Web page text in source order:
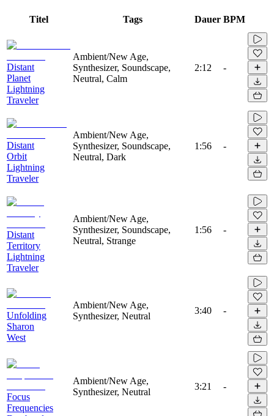
Titel Tags Dauer BPM
Distant
Planet
Lightning
Traveler
Ambient/New Age,
Synthesizer, Soundscape,
Neutral, Calm
2:12 -
Distant
Orbit
Lightning
Traveler
Ambient/New Age,
Synthesizer, Soundscape,
Neutral, Dark
1:56 -
Distant
Territory
Lightning
Traveler
Ambient/New Age,
Synthesizer, Soundscape,
Neutral, Strange
1:56 -
Unfolding
Sharon
West
Ambient/New Age,
Synthesizer, Neutral
3:40 -
Focus
Frequencies
Ambient/New Age,
Synthesizer, Neutral
3:21 -